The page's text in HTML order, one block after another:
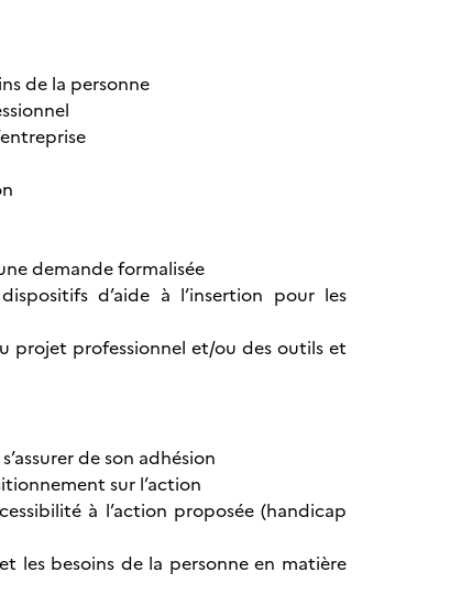
de la personne
demande formalisée
d’aide à l’insertion pour les
projet professionnel et/ou des outils et
de son adhésion
sur l’action
à l’action proposée (handicap
les besoins de la personne en matière